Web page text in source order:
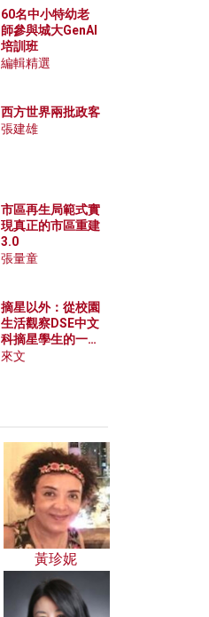
60名中小特幼老
師參與城大GenAI
培訓班
編輯精選
西方世界兩批政客
張建雄
市區再生局範式實
現真正的市區重建
3.0
張量童
摘星以外：從校園
生活觀察DSE中文
科摘星學生的一點
特質
來文
黃珍妮